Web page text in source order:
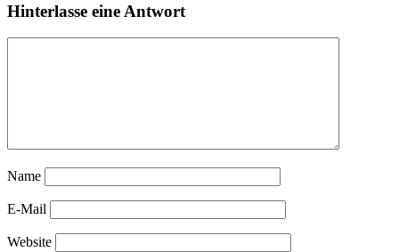
Hinterlasse eine Antwort
Name
E-Mail
Website